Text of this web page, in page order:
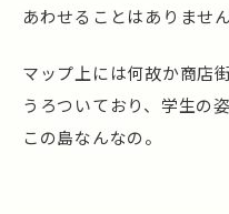
あわせることはありません
マップ上には何故か商店
うろついており、学生の
この島なんなの。